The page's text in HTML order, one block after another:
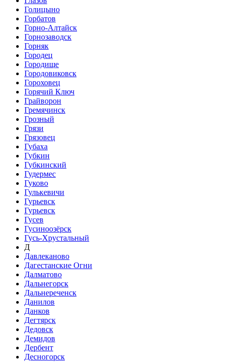
Голицыно
Горбатов
Горно-Алтайск
Горнозаводск
Горняк
Городец
Городище
Городовиковск
Гороховец
Горячий Ключ
Грайворон
Гремячинск
Грозный
Грязи
Грязовец
Губаха
Губкин
Губкинский
Гудермес
Гуково
Гулькевичи
Гурьевск
Гурьевск
Гусев
Гусиноозёрск
Гусь-Хрустальный
Д
Давлеканово
Дагестанские Огни
Далматово
Дальнегорск
Дальнереченск
Данилов
Данков
Дегтярск
Дедовск
Демидов
Дербент
Десногорск